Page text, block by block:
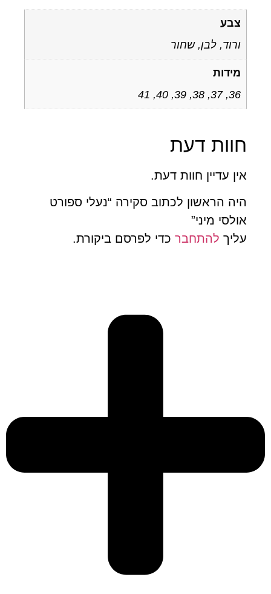
ורוד, לבן, שחור
דעת
עדיין חוות דעת.
הראשון לכתוב סקירה “נעלי ספורט
מיני”
להתחברכדי לפרסם ביקורת.